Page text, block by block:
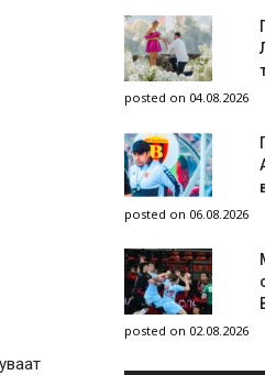
posted on 04.08.2026
posted on 06.08.2026
posted on 02.08.2026